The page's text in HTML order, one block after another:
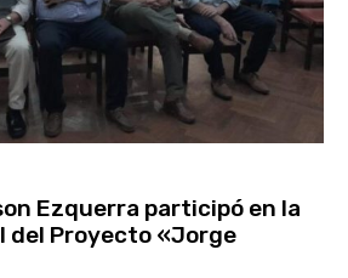
Ezquerra participó en la
del Proyecto «Jorge